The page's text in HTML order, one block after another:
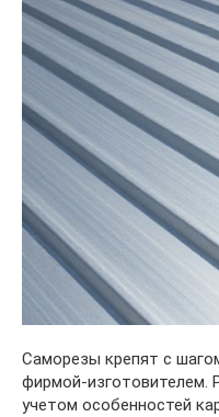
Саморезы крепят с
фирмой-изготовителем.
учетом особенностей